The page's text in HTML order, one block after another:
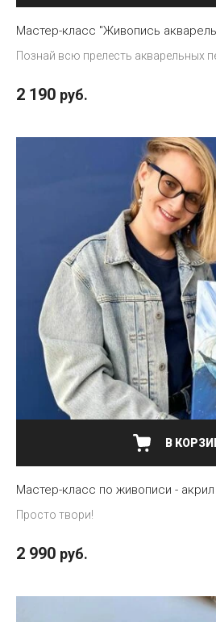
Мастер-класс "Живопись
Познай всю прелесть акварельных
2 190 руб.
В
Мастер-класс по живописи - акрил
Просто твори!
2 990 руб.